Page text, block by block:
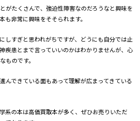
がたくさんで、強迫性障害なのだろうなと興味を
も非常に興味をそそられます。
しすぎと思われがちですが、どうにも自分では止
疾患とまで言っていいのかはわかりませんが、心
ものです。
んできている面もあって理解が広まってきている
系の本は高価買取本が多く、ぜひお売りいただ